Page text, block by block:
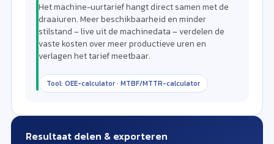
Het machine-uurtarief hangt direct samen met de
draaiuren. Meer beschikbaarheid en minder
stilstand – live uit de machinedata – verdelen de
vaste kosten over meer productieve uren en
verlagen het tarief meetbaar.
Tool: OEE-calculator · MTBF/MTTR-calculator
Resultaat delen & exporteren